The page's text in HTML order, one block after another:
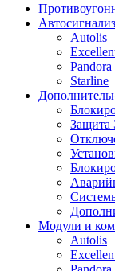
Autolis
Pandora
Starline
Защита
Модули и
Autolis